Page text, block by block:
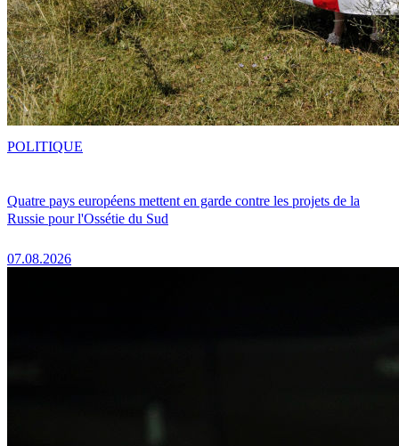
Quatre pays européens mettent en garde contre les projets de la
Russie pour l'Ossétie du Sud
07.08.2026
POLITIQUE